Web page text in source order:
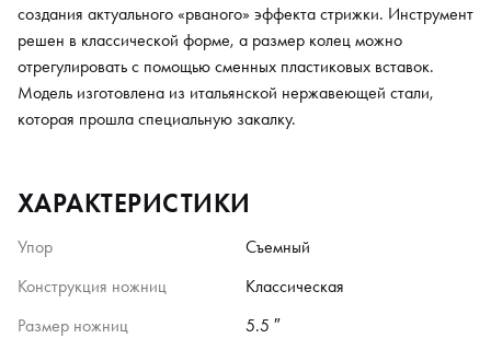
создания актуального «рваного» эффекта стрижки. Инструмент
решен в классической форме, а размер колец можно
отрегулировать с помощью сменных пластиковых вставок.
Модель изготовлена из итальянской нержавеющей стали,
которая прошла специальную закалку.
ХАРАКТЕРИСТИКИ
Упор
Съемный
Конструкция ножниц
Классическая
Размер ножниц
5.5 ″